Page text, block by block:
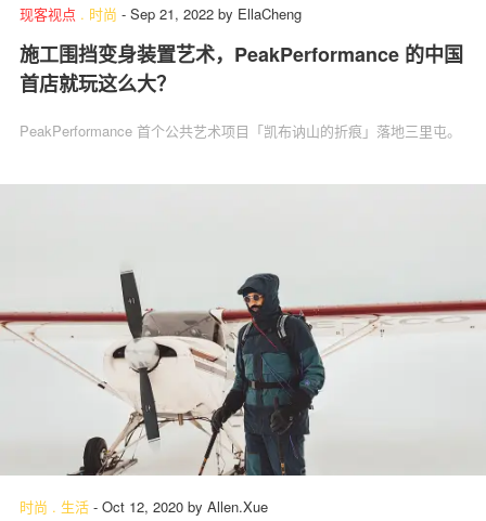
现客视点 . 时尚 - Sep 21, 2022 by EllaCheng
施工围挡变身装置艺术，PeakPerformance 的中国
首店就玩这么大？
PeakPerformance 首个公共艺术项目「凯布讷山的折痕」落地三里屯。
时尚 . 生活 - Oct 12, 2020 by Allen.Xue